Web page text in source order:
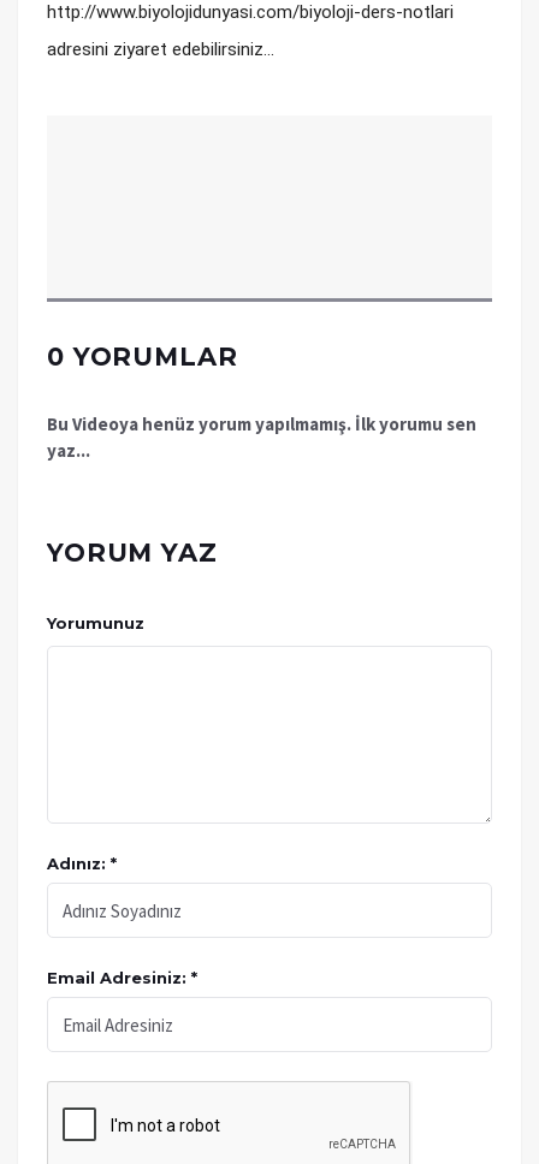
http://www.biyolojidunyasi.com/biyoloji-ders-notlari
adresini ziyaret edebilirsiniz...
0 YORUMLAR
Bu Videoya henüz yorum yapılmamış. İlk yorumu sen
yaz...
YORUM YAZ
Yorumunuz
Adınız: *
Email Adresiniz: *